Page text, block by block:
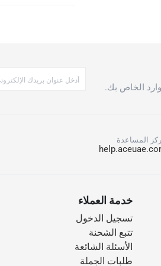
الخاص بك.
المساعدة
خدمة العملاء
تسجيل الدخول
تتبع الشحنة
الأسئلة الشائعة
طلبات الجملة